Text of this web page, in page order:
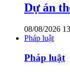
Dự án
08/08/2026
Pháp luật
Pháp luật